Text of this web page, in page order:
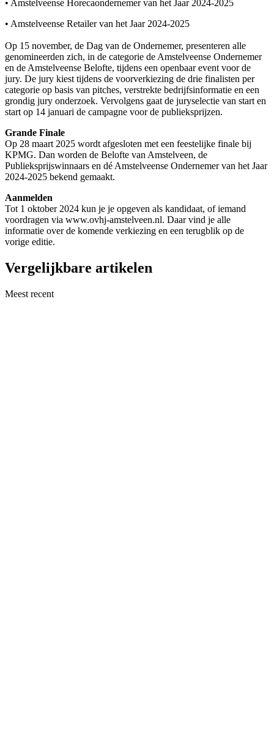
• Amstelveense Horecaondernemer van het Jaar 2024-2025
• Amstelveense Retailer van het Jaar 2024-2025
Op 15 november, de Dag van de Ondernemer, presenteren alle
genomineerden zich, in de categorie de Amstelveense Ondernemer
en de Amstelveense Belofte, tijdens een openbaar event voor de
jury. De jury kiest tijdens de voorverkiezing de drie finalisten per
categorie op basis van pitches, verstrekte bedrijfsinformatie en een
grondig jury onderzoek. Vervolgens gaat de juryselectie van start en
start op 14 januari de campagne voor de publieksprijzen.
Grande Finale
Op 28 maart 2025 wordt afgesloten met een feestelijke finale bij
KPMG. Dan worden de Belofte van Amstelveen, de
Publieksprijswinnaars en dé Amstelveense Ondernemer van het Jaar
2024-2025 bekend gemaakt.
Aanmelden
Tot 1 oktober 2024 kun je je opgeven als kandidaat, of iemand
voordragen via www.ovhj-amstelveen.nl. Daar vind je alle
informatie over de komende verkiezing en een terugblik op de
vorige editie.
Vergelijkbare artikelen
Meest recent